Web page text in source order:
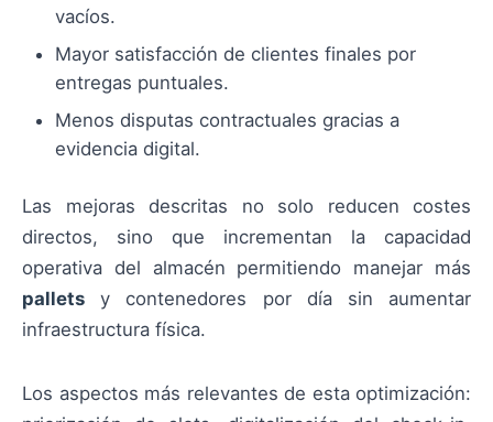
vacíos.
Mayor satisfacción de clientes finales por
entregas puntuales.
Menos disputas contractuales gracias a
evidencia digital.
Las mejoras descritas no solo reducen costes
directos, sino que incrementan la capacidad
operativa del almacén permitiendo manejar más
pallets y contenedores por día sin aumentar
infraestructura física.
Los aspectos más relevantes de esta optimización: